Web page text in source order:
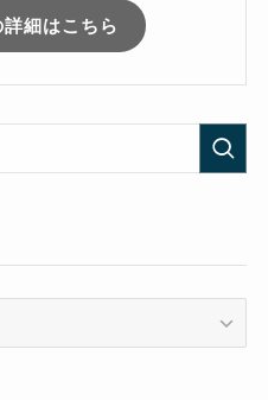
細はこちら